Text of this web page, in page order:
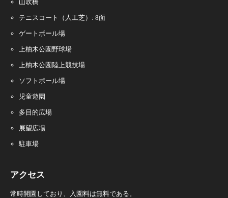
山吹橋
テニスコート（人工芝）: 8面
ゲートボール場
上柚木公園野球場
上柚木公園陸上競技場
ソフトボール場
児童遊園
多目的広場
展望広場
駐車場
アクセス
常時開園しており、入園料は無料である。